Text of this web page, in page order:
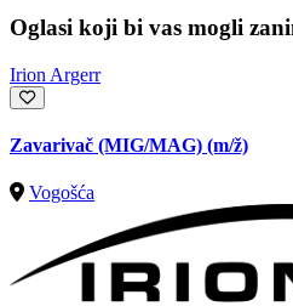
Oglasi koji bi vas mogli
Irion Argerr
Zavarivač (MIG/MAG) (m/ž)
Vogošća